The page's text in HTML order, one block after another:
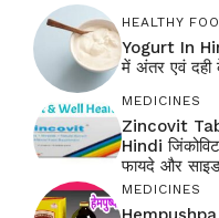
HEALTHY
Yogurt In
में अंतर एवं दही
MEDICINES
Zincovit
Hindi
फायदे और
MEDICINES